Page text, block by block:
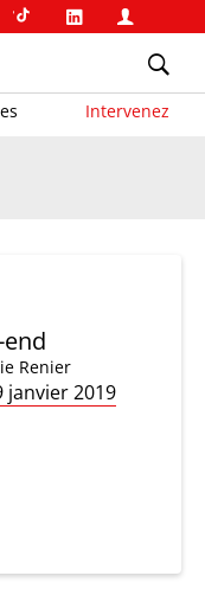
Intervenez
Renier
janvier 2019